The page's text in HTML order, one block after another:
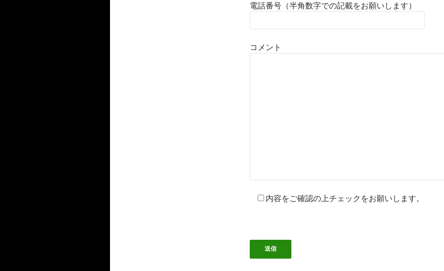
電話番号（半角数字での記載をお願いします）
コメント
内容をご確認の上チェックをお願いします。